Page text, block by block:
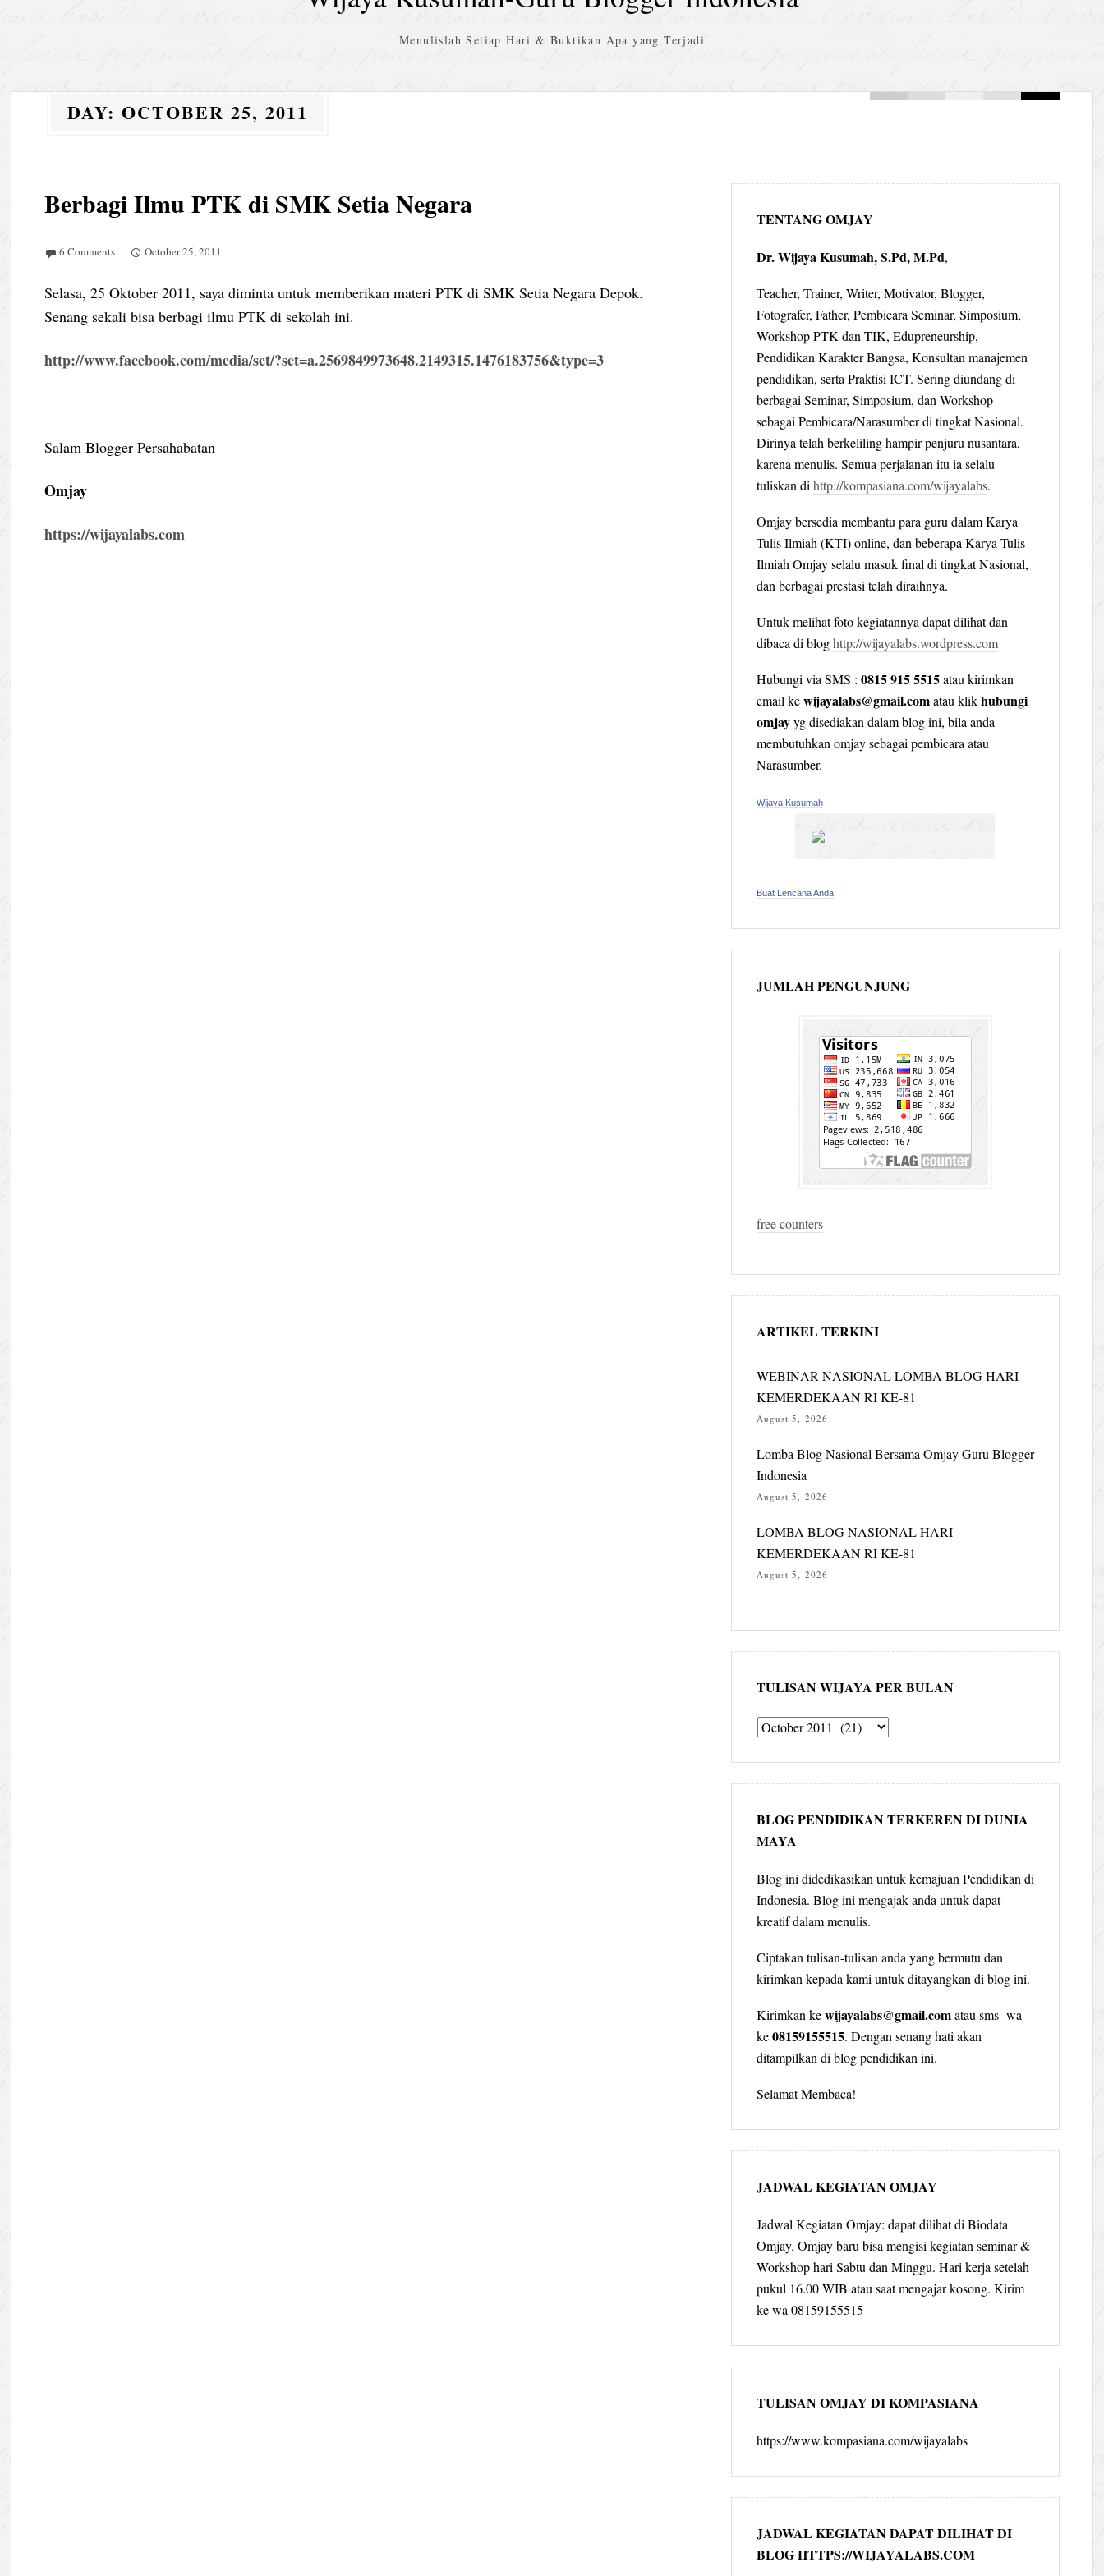
Menulislah Setiap Hari & Buktikan Apa yang Terjadi
DAY:OCTOBER 25, 2011
Berbagi Ilmu PTK di SMK Setia Negara
6 Comments October 25, 2011
Selasa, 25 Oktober 2011, saya diminta untuk memberikan materi PTK di SMK Setia Negara Depok.
Senang sekali bisa berbagi ilmu PTK di sekolah ini.
http://www.facebook.com/media/set/?set=a.2569849973648.2149315.1476183756&type=3
Salam Blogger Persahabatan
Omjay
https://wijayalabs.com
TENTANG OMJAY
Dr. Wijaya Kusumah, S.Pd, M.Pd,
Teacher, Trainer, Writer, Motivator, Blogger,
Fotografer, Father, Pembicara Seminar, Simposium,
Workshop PTK dan TIK, Edupreneurship,
Pendidikan Karakter Bangsa, Konsultan manajemen
pendidikan, serta Praktisi ICT. Sering diundang di
berbagai Seminar, Simposium, dan Workshop
sebagai Pembicara/Narasumber di tingkat Nasional.
Dirinya telah berkeliling hampir penjuru nusantara,
karena menulis. Semua perjalanan itu ia selalu
tuliskan di http://kompasiana.com/wijayalabs.
Omjay bersedia membantu para guru dalam Karya
Tulis Ilmiah (KTI) online, dan beberapa Karya Tulis
Ilmiah Omjay selalu masuk final di tingkat Nasional,
dan berbagai prestasi telah diraihnya.
Untuk melihat foto kegiatannya dapat dilihat dan
dibaca di bloghttp://wijayalabs.wordpress.com
Hubungi via SMS : 0815 915 5515atau kirimkan
email kewijayalabs@gmail.comatau klikhubungi
omjayyg disediakan dalam blog ini, bila anda
membutuhkan omjay sebagai pembicara atau
Narasumber.
Wijaya Kusumah
Buat Lencana Anda
JUMLAH PENGUNJUNG
free counters
ARTIKEL TERKINI
WEBINAR NASIONAL LOMBA BLOG HARI
KEMERDEKAAN RI KE-81
August 5, 2026
Lomba Blog Nasional Bersama Omjay Guru Blogger
Indonesia
August 5, 2026
LOMBA BLOG NASIONAL HARI
KEMERDEKAAN RI KE-81
August 5, 2026
TULISAN WIJAYA PER BULAN
Tulisan
per
bulan
BLOG PENDIDIKAN TERKEREN DI DUNIA
MAYA
Blog ini didedikasikan untuk kemajuan Pendidikan di
Indonesia. Blog ini mengajak anda untuk dapat
kreatif dalam menulis.
Ciptakan tulisan-tulisan anda yang bermutu dan
kirimkan kepada kami untuk ditayangkan di blog ini.
Kirimkan kewijayalabs@gmail.comatau sms wa
ke08159155515. Dengan senang hati akan
ditampilkan di blog pendidikan ini.
Selamat Membaca!
JADWAL KEGIATAN OMJAY
Jadwal Kegiatan Omjay: dapat dilihat di Biodata
Omjay. Omjay baru bisa mengisi kegiatan seminar &
Workshop hari Sabtu dan Minggu. Hari kerja setelah
pukul 16.00 WIB atau saat mengajar kosong. Kirim
ke wa 08159155515
TULISAN OMJAY DI KOMPASIANA
https://www.kompasiana.com/wijayalabs
JADWAL KEGIATAN DAPAT DILIHAT DI
BLOG HTTPS://WIJAYALABS.COM